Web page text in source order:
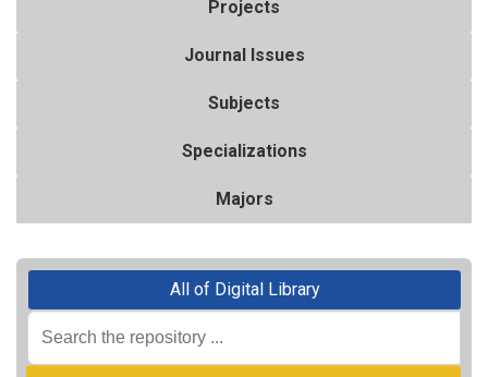
Projects
Journal Issues
Subjects
Specializations
Majors
All of Digital Library